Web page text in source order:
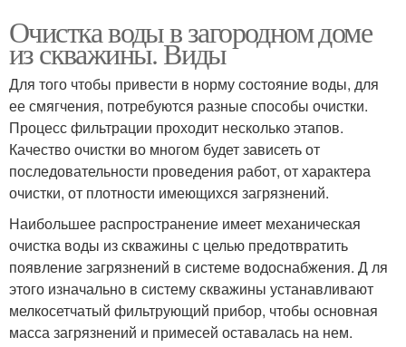
Очистка воды в загородном доме
из скважины. Виды
Для того чтобы привести в норму состояние воды, для
ее смягчения, потребуются разные способы очистки.
Процесс фильтрации проходит несколько этапов.
Качество очистки во многом будет зависеть от
последовательности проведения работ, от характера
очистки, от плотности имеющихся загрязнений.
Наибольшее распространение имеет механическая
очистка воды из скважины с целью предотвратить
появление загрязнений в системе водоснабжения. Д ля
этого изначально в систему скважины устанавливают
мелкосетчатый фильтрующий прибор, чтобы основная
масса загрязнений и примесей оставалась на нем.